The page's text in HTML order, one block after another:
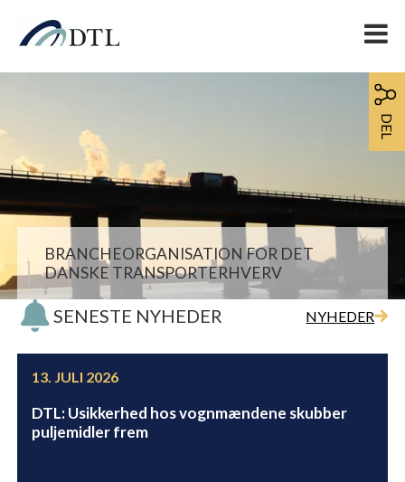
DEL
BRANCHEORGANISATION FOR DET
DANSKE TRANSPORTERHVERV
SENESTE NYHEDER NYHEDER
13. JULI 2026
DTL: Usikkerhed hos vognmændene skubber
puljemidler frem